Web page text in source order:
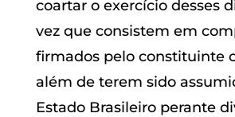
coartar o exercício desses
vez que consistem em
firmados pelo constituinte
além de terem sido
Estado Brasileiro perante